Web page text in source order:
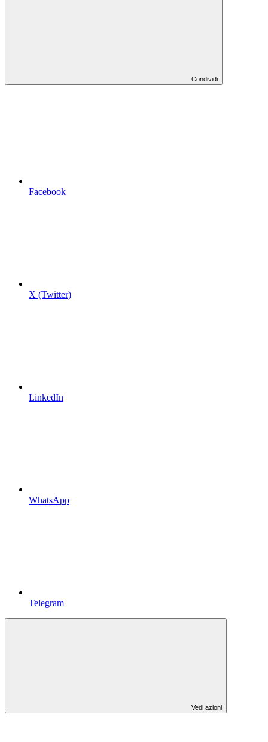
Condividi
Facebook
X (Twitter)
LinkedIn
WhatsApp
Telegram
Vedi azioni